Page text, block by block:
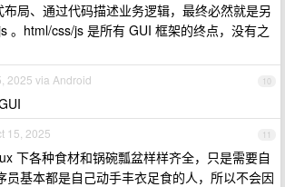
局、通过代码描述业务逻辑，最终必然就是另
。html/css/js 是所有 GUI 框架的终点，没有之
10
2025 via Android
11
15, 2025
下各种食材和锅碗瓢盆样样齐全，只是需要自
员基本都是自己动手丰衣足食的人，所以不会因